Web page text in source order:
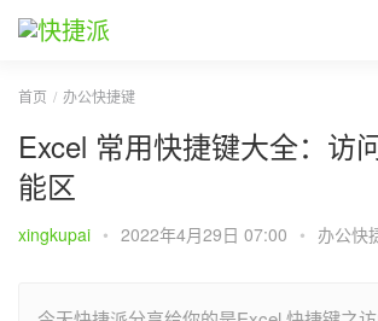
首页 办公快捷键
Excel 常用快捷键大全：访
能区
xingkupai • 2022年4月29日 07:00 • 办公快